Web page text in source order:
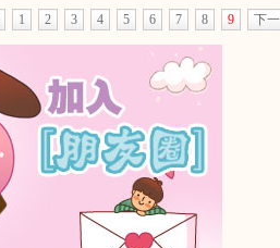
1 2 3 4 5 6 7 8 9 下